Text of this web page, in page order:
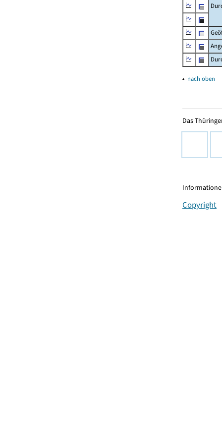
▴ nach oben
Das
Copyright